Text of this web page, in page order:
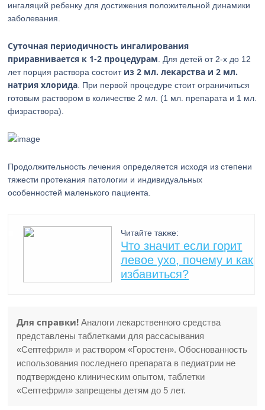
ингаляций ребенку для достижения положительной динамики
заболевания.
Суточная периодичность ингалирования
приравнивается к 1-2 процедурам . Для детей от 2-х до 12
лет порция раствора состоит из 2 мл. лекарства и 2 мл.
натрия хлорида . При первой процедуре стоит ограничиться
готовым раствором в количестве 2 мл. (1 мл. препарата и 1 мл.
физраствора).
Продолжительность лечения определяется исходя из степени
тяжести протекания патологии и индивидуальных
особенностей маленького пациента.
Читайте также:
Что значит если горит
левое ухо, почему и как
избавиться?
Для справки! Аналоги лекарственного средства
представлены таблетками для рассасывания
«Септефрил» и раствором «Горостен». Обоснованность
использования последнего препарата в педиатрии не
подтверждено клиническим опытом, таблетки
«Септефрил» запрещены детям до 5 лет.